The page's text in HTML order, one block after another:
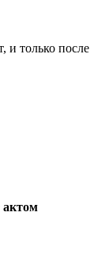
и только после
актом